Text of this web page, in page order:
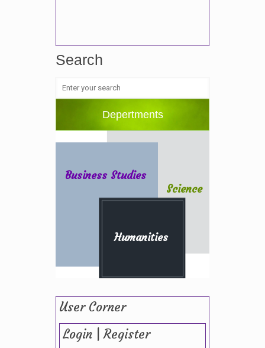
Search
Depertments
Humanities
Business Studies
Science
User Corner
Login | Register